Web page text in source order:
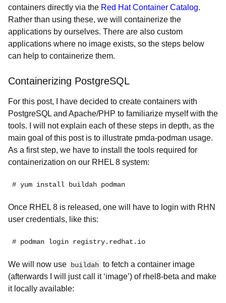
containers directly via the Red Hat Container Catalog.
Rather than using these, we will containerize the
applications by ourselves. There are also custom
applications where no image exists, so the steps below
can help to containerize them.
Containerizing PostgreSQL
For this post, I have decided to create containers with
PostgreSQL and Apache/PHP to familiarize myself with the
tools. I will not explain each of these steps in depth, as the
main goal of this post is to illustrate pmda-podman usage.
As a first step, we have to install the tools required for
containerization on our RHEL 8 system:
# yum install buildah podman
Once RHEL 8 is released, one will have to login with RHN
user credentials, like this:
# podman login registry.redhat.io
We will now use buildah to fetch a container image
(afterwards I will just call it ‘image’) of rhel8-beta and make
it locally available: